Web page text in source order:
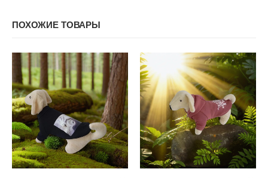
ПОХОЖИЕ ТОВАРЫ